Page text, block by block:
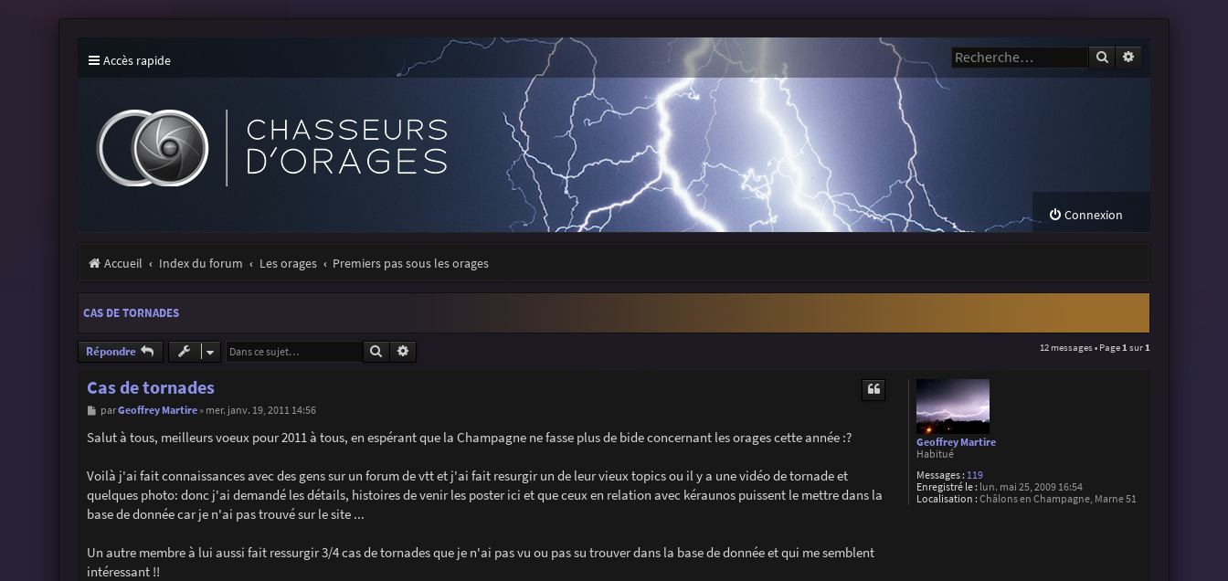
Accès rapide Rechercher
Connexion
Accueil Index du forum Les orages Premiers pas sous les orages
CAS DE TORNADES
Répondre Rechercher 12 messages • Page 1 sur 1
Geoffrey Martire
Habitué
Messages : 119
Enregistré le : lun. mai 25, 2009 16:54
Localisation : Châlons en Champagne, Marne 51
Cas de tornades
M
s
s
g
e
parGeoffrey Martire» mer. janv. 19, 2011 14:56
Salut à tous, meilleurs voeux pour 2011 à tous, en espérant que la Champagne ne fasse plus de bide concernant les orages cette année :?
Voilà j'ai fait connaissances avec des gens sur un forum de vtt et j'ai fait resurgir un de leur vieux topics ou il y a une vidéo de tornade et
quelques photo: donc j'ai demandé les détails, histoires de venir les poster ici et que ceux en relation avec kéraunos puissent le mettre dans la
base de donnée car je n'ai pas trouvé sur le site ...
Un autre membre à lui aussi fait ressurgir 3/4 cas de tornades que je n'ai pas vu ou pas su trouver dans la base de donnée et qui me semblent
intéressant !!